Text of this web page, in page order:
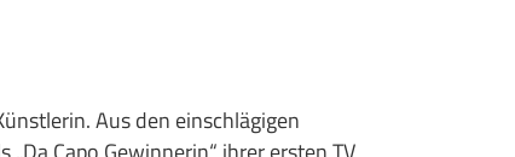
Aus den einschlägigen